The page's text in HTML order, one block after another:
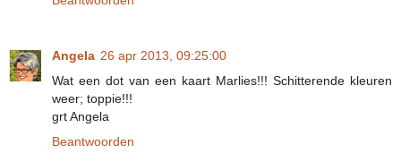
Angela 26 apr 2013, 09:25:00
Wat een dot van een kaart Marlies!!! Schitterende kleuren
weer; toppie!!!
grt Angela
Beantwoorden